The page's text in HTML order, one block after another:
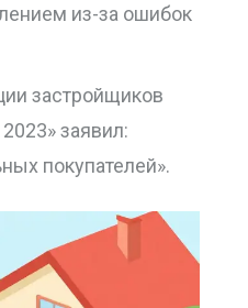
из-за ошибок
застройщиков
заявил:
покупателей».